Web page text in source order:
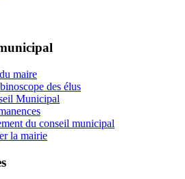
maire
des élus
Municipal
du conseil municipal
la mairie